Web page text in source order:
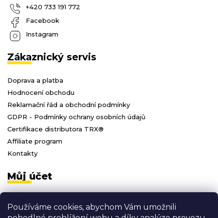
Používáme cookies, abychom Vám umožnili
+420 733 191 772
Facebook
Instagram
Zákaznický servis
Doprava a platba
Hodnocení obchodu
Reklamační řád a obchodní podmínky
GDPR - Podmínky ochrany osobních údajů
Certifikace distributora TRX®
Affiliate program
Kontakty
Můj účet
Registrace